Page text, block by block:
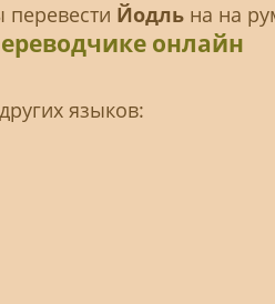
Йодльна на
онлайн
языков: